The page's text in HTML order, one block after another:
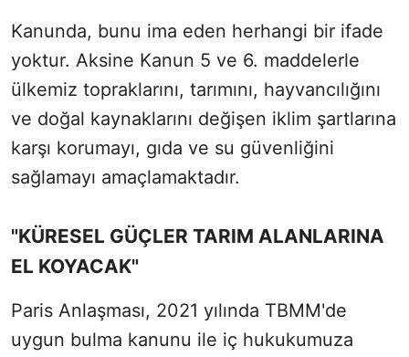
Kanunda, bunu ima eden herhangi bir ifade
yoktur. Aksine Kanun 5 ve 6. maddelerle
ülkemiz topraklarını, tarımını, hayvancılığını
ve doğal kaynaklarını değişen iklim şartlarına
karşı korumayı, gıda ve su güvenliğini
sağlamayı amaçlamaktadır.
"KÜRESEL GÜÇLER TARIM ALANLARINA
EL KOYACAK"
Paris Anlaşması, 2021 yılında TBMM'de
uygun bulma kanunu ile iç hukukumuza